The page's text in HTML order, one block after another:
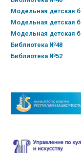
Модельная детская
Модельная детская
Модельная детская
Библиотека №48
Библиотека №52